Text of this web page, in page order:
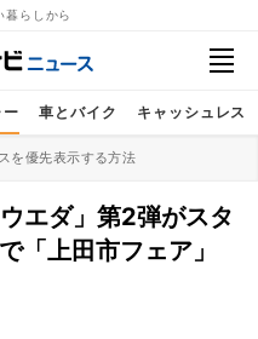
暮らしから
ー 車とバイク キャッシュレス
を優先表示する方法
エダ」第2弾がスタ
「上田市フェア」